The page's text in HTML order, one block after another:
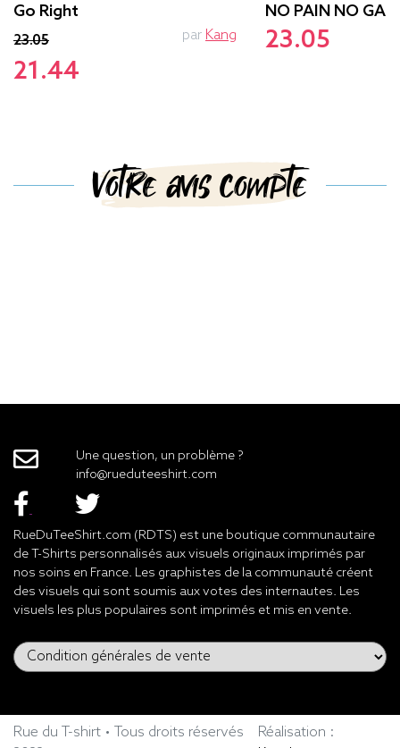
Go Right
23.05
21.44
par Kang
NO PAIN NO
23.05
Votre avis compte
Une question, un problème ?
info@rueduteeshirt.com
RueDuTeeShirt.com (RDTS) est une boutique communautaire
de T-Shirts personnalisés aux visuels originaux imprimés par
nos soins en France. Les graphistes de la communauté créent
des visuels qui sont soumis aux votes des internautes. Les
visuels les plus populaires sont imprimés et mis en vente.
Rue du T-shirt • Tous droits réservés
Réalisation :